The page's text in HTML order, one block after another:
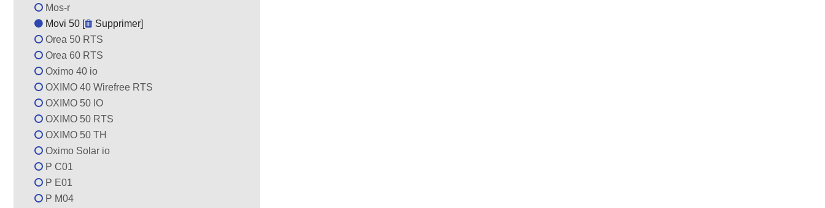
Mos-r
Movi 50 [
Supprimer]
Orea 50 RTS
Orea 60 RTS
Oximo 40 io
OXIMO 40 Wirefree RTS
OXIMO 50 IO
OXIMO 50 RTS
OXIMO 50 TH
Oximo Solar io
P C01
P E01
P M04